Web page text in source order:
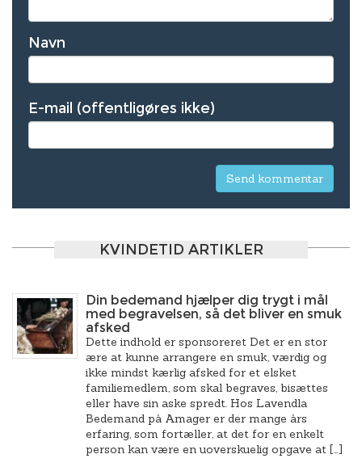
Navn
E-mail (offentligøres ikke)
KVINDETID ARTIKLER
Din bedemand hjælper dig trygt i mål
med begravelsen, så det bliver en smuk
afsked
Dette indhold er sponsoreret Det er en stor
ære at kunne arrangere en smuk, værdig og
ikke mindst kærlig afsked for et elsket
familiemedlem, som skal begraves, bisættes
eller have sin aske spredt. Hos Lavendla
Bedemand på Amager er der mange års
erfaring, som fortæller, at det for en enkelt
person kan være en uoverskuelig opgave at […]